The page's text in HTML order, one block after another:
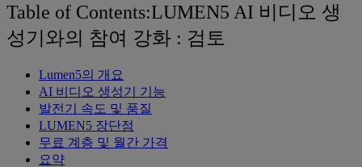
Table of Contents:LUMEN5 AI 비디오 생
성기와의 참여 강화 : 검토
Lumen5의 개요
AI 비디오 생성기 기능
발전기 속도 및 품질
LUMEN5 장단점
무료 계층 및 월간 가격
요약